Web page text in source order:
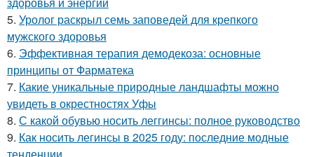
5. Уролог раскрыл семь заповедей для крепкого
мужского здоровья
6. Эффективная терапия демодекоза: основные
принципы от Фарматека
7. Какие уникальные природные ландшафты можно
увидеть в окрестностях Уфы
8. С какой обувью носить леггинсы: полное руководство
9. Как носить легинсы в 2025 году: последние модные
тенденции